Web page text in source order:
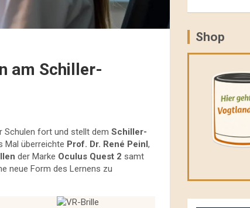
am Schiller-
Schulen fort und stellt dem Schiller-
Mal überreichte Prof. Dr. René Peinl,
der Marke Oculus Quest 2 samt
neue Form des Lernens zu
Shop